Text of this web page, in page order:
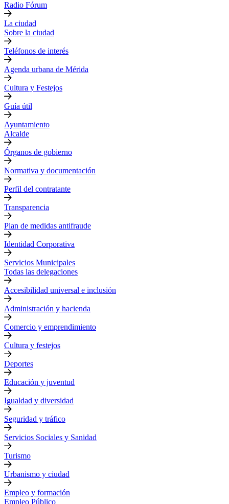
Radio Fórum
La ciudad
Sobre la ciudad
Teléfonos de interés
Agenda urbana de Mérida
Cultura y Festejos
Guía útil
Ayuntamiento
Alcalde
Órganos de gobierno
Normativa y documentación
Perfil del contratante
Transparencia
Plan de medidas antifraude
Identidad Corporativa
Servicios Municipales
Todas las delegaciones
Accesibilidad universal e inclusión
Administración y hacienda
Comercio y emprendimiento
Cultura y festejos
Deportes
Educación y juventud
Igualdad y diversidad
Seguridad y tráfico
Servicios Sociales y Sanidad
Turismo
Urbanismo y ciudad
Empleo y formación
Empleo Público